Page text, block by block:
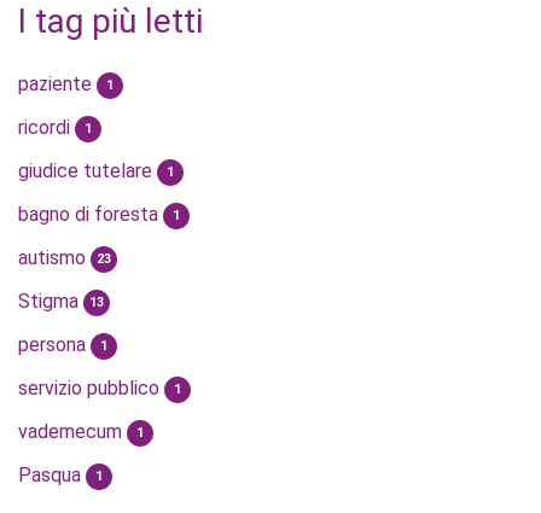
I tag più letti
paziente 1
ricordi 1
giudice tutelare 1
bagno di foresta 1
autismo 23
Stigma 13
persona 1
servizio pubblico 1
vademecum 1
Pasqua 1